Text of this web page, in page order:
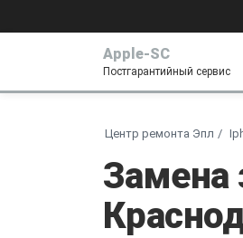
Apple-SC
Постгарантийный сервис
Центр ремонта Эпл
Замена